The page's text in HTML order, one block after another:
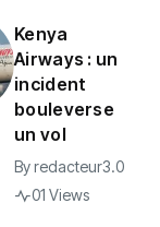
Kenya
Airways : un
incident
bouleverse
un vol
Byredacteur3.0
01 Views